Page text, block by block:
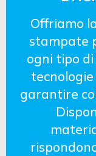
Offriamo
stampate
ogni tipo
garantire